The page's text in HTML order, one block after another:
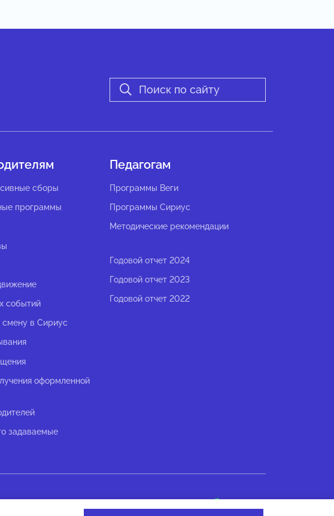
сборы
программы
событий
смену в Сириус
оформленной
задаваемые
Педагогам
Программы Веги
Программы Сириус
Методические рекомендации
Годовой отчет 2024
Годовой отчет 2023
Годовой отчет 2022